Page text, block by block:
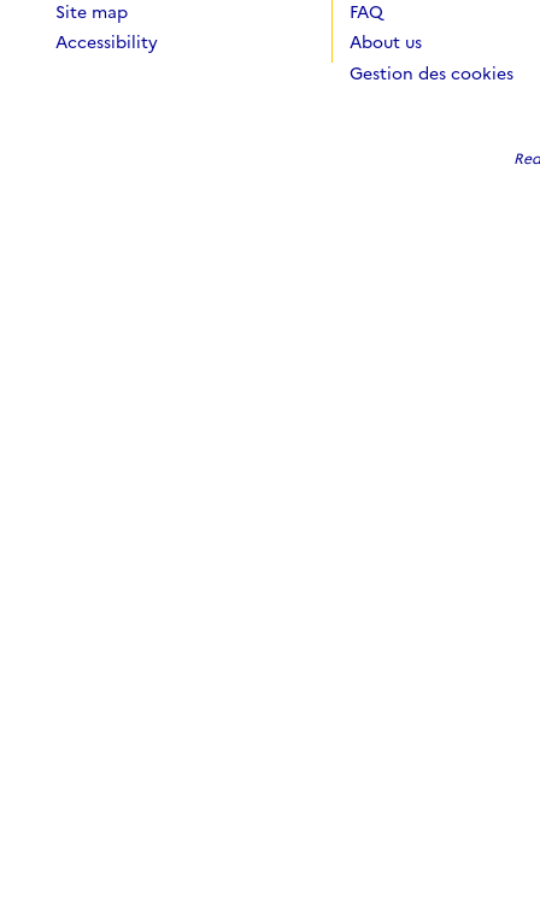
Site map
Accessibility
FAQ
About us
Gestion des cookies